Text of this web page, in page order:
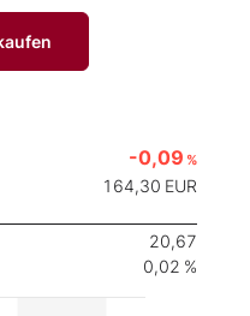
-0,09 %
164,30 EUR
20,67
0,02 %